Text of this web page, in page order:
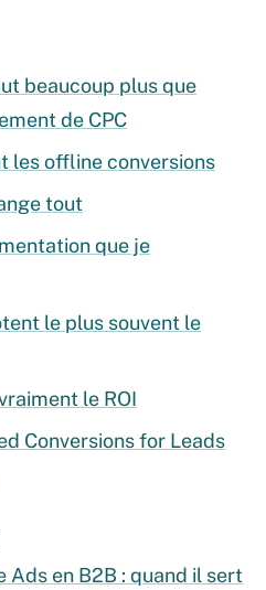
beaucoup plus que
de CPC
les offline conversions
tout
que je
le plus souvent le
le ROI
Conversions for Leads
Ads en B2B : quand il sert